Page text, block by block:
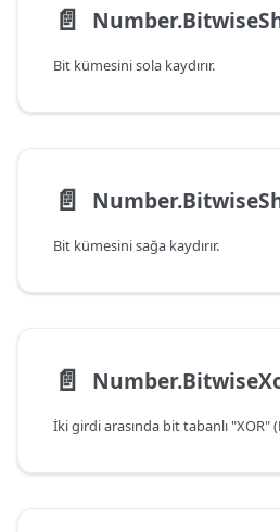
📄️
Bit kümesini sola kaydırır.
📄️
Bit kümesini sağa kaydırır.
📄️